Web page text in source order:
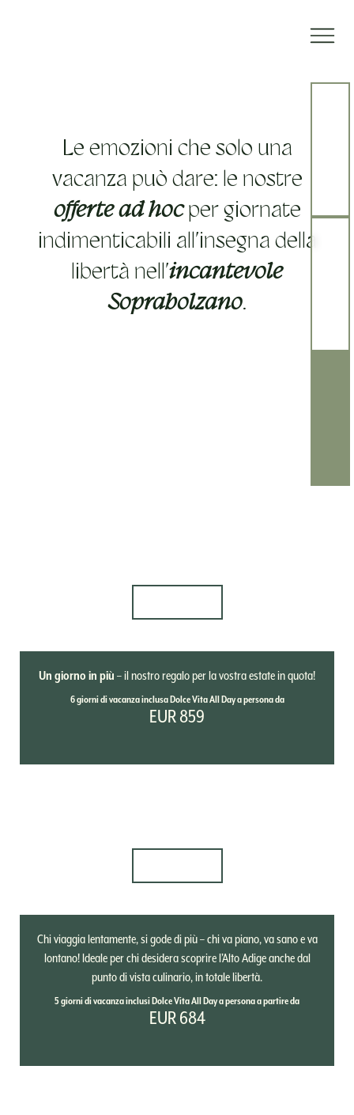
Le emozioni che solo una
vacanza può dare: le nostre
offerte ad hocper giornate
indimenticabili all’insegna della
libertà nell’incantevole
Soprabolzano.
Un giorno in più – il nostro regalo per la vostra estate in quota!
6 giorni di vacanza inclusa Dolce Vita All Day a persona da
EUR 859
Chi viaggia lentamente, si gode di più – chi va piano, va sano e va
lontano! Ideale per chi desidera scoprire l’Alto Adige anche dal
punto di vista culinario, in totale libertà.
5 giorni di vacanza inclusi Dolce Vita All Day a persona a partire da
EUR 684